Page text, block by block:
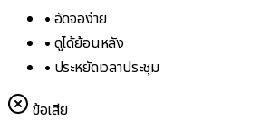
• อัดจอง่าย
• ดูได้ย้อนหลัง
• ประหยัดเวลาประชุม
ข้อเสีย